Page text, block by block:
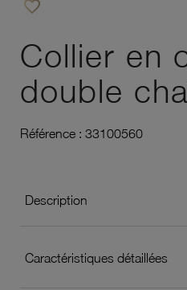
favorite_border
Collier en
double
Référence : 33100560
Description
Caractéristiques détaillées